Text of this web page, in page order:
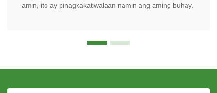
amin, ito ay pinagkakatiwalaan namin ang aming buhay.